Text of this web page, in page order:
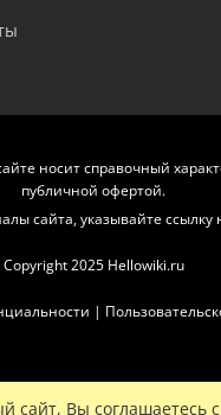
носит справочный
публичной офертой.
сайта, указывайте ссылку
Copyright 2025 Hellowiki.ru
|
сайт, Вы соглашаетесь с